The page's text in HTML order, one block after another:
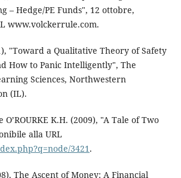
– Hedge/PE Funds", 12 ottobre,
www.volckerrule.com.
"Toward a Qualitative Theory of Safety
How to Panic Intelligently", The
Sciences, Northwestern
(IL).
O’ROURKE K.H. (2009), "A Tale of Two
alla URL
3421 .
The Ascent of Money: A Financial